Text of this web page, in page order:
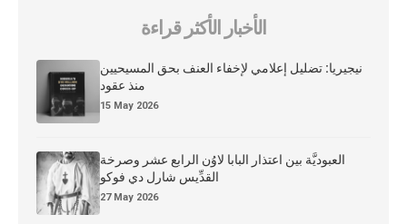
الأخبار الأكثر قراءة
نيجيريا: تضليل إعلامي لإخفاء العنف بحق المسيحيين
منذ عقود
15 May 2026
العبوديَّة بين اعتذار البابا لاوُن الرابع عشر وصرخة
القدِّيس شارل دي فوكو
27 May 2026